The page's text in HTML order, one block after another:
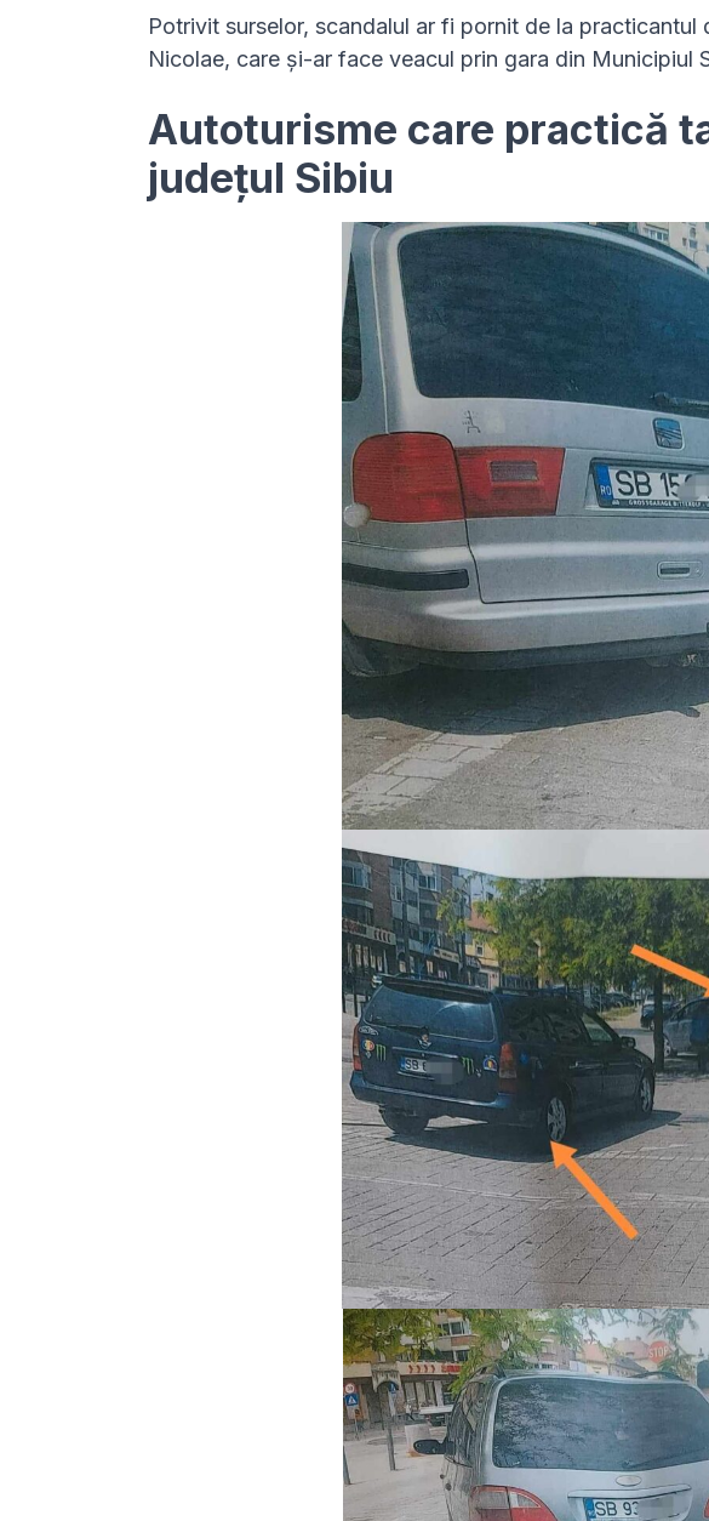
Potrivit surselor, scandalul ar fi pornit de la
Nicolae, care și-ar face veacul prin gara din Municipiul
Autoturisme care practică
județul Sibiu